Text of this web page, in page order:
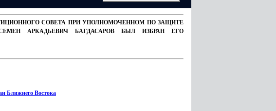
СОВЕТА ПРИ УПОЛНОМОЧЕННОМ ПО ЗАЩИТЕ
АРКАДЬЕВИЧ БАГДАСАРОВ БЫЛ ИЗБРАН ЕГО
Ближнего Востока